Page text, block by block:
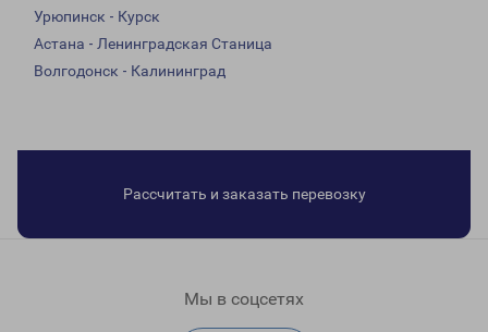
Урюпинск - Курск
Астана - Ленинградская Станица
Волгодонск - Калининград
Рассчитать и заказать перевозку
Мы в соцсетях